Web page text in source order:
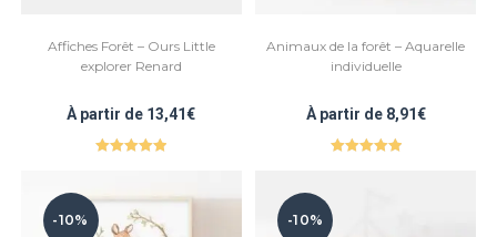
Affiches Forêt – Ours Little
explorer Renard
À partir de 13,41€
Animaux de la forêt – Aquarelle
individuelle
À partir de 8,91€
-10% -10%